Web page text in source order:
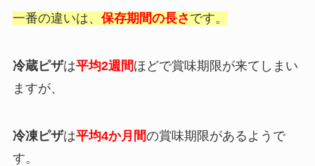
一番の違いは、 保存期間の長さ です。
冷蔵ピザは平均2週間ほどで賞味期限が来てしまい
ますが、
冷凍ピザは平均4か月間の賞味期限があるようで
す。